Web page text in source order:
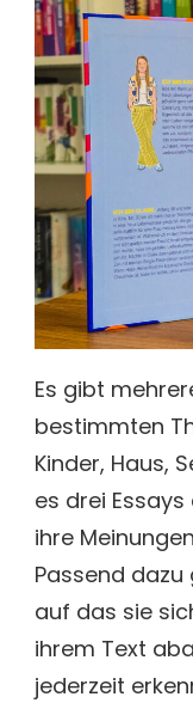
Es gibt
bestimmten
Kinder, Haus,
es drei
ihre
Passend
auf das sie
ihrem Text
jederzeit